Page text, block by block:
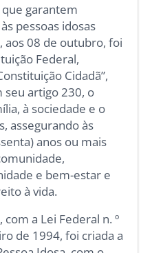
garantem
pessoas idosas
aos 08 de outubro, foi
Federal,
Cidadã”,
seu artigo 230, o
à sociedade e o
assegurando às
anos ou mais
e bem-estar e
à vida.
a Lei Federal n. º
de 1994, foi criada a